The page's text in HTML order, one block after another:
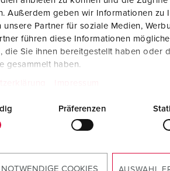
Außerdem geben wir Informationen zu
unsere Partner für soziale Medien,
führen diese Informationen
die Sie ihnen bereitgestellt haben oder
gesammelt haben.
Präferenzen
COOKIES